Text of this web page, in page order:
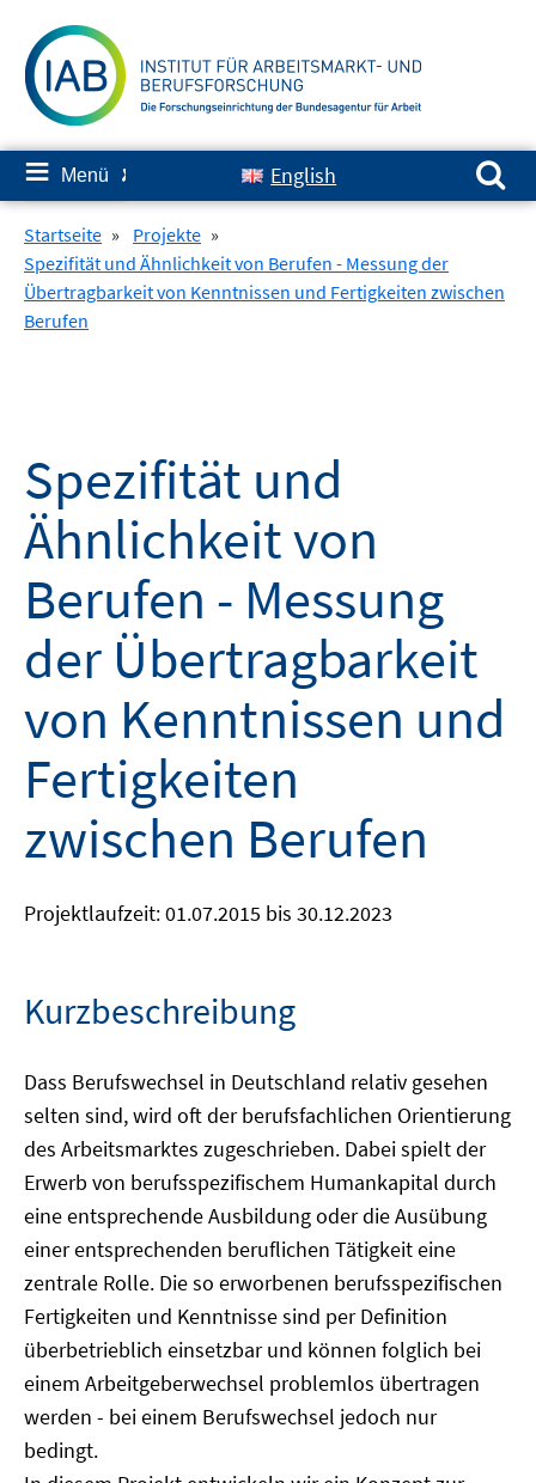
zum
Inhalt
≡ Menü ✘ English
Suchen nach:
Startseite » Projekte »
Spezifität und Ähnlichkeit von Berufen - Messung der
Übertragbarkeit von Kenntnissen und Fertigkeiten zwischen
Berufen
Spezifität und
Ähnlichkeit von
Berufen - Messung
der Übertragbarkeit
von Kenntnissen und
Fertigkeiten
zwischen Berufen
Projektlaufzeit: 01.07.2015 bis 30.12.2023
Kurzbeschreibung
Dass Berufswechsel in Deutschland relativ gesehen
selten sind, wird oft der berufsfachlichen Orientierung
des Arbeitsmarktes zugeschrieben. Dabei spielt der
Erwerb von berufsspezifischem Humankapital durch
eine entsprechende Ausbildung oder die Ausübung
einer entsprechenden beruflichen Tätigkeit eine
zentrale Rolle. Die so erworbenen berufsspezifischen
Fertigkeiten und Kenntnisse sind per Definition
überbetrieblich einsetzbar und können folglich bei
einem Arbeitgeberwechsel problemlos übertragen
werden - bei einem Berufswechsel jedoch nur
bedingt.